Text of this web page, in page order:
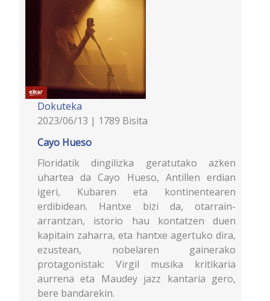
Dokuteka
2023/06/13 | 1789 Bisita
Cayo Hueso
Floridatik dingilizka geratutako azken
uhartea da Cayo Hueso, Antillen erdian
igeri, Kubaren eta kontinentearen
erdibidean. Hantxe bizi da, otarrain-
arrantzan, istorio hau kontatzen duen
kapitain zaharra, eta hantxe agertuko dira,
ezustean, nobelaren gainerako
protagonistak: Virgil musika kritikaria
aurrena eta Maudey jazz kantaria gero,
bere bandarekin.